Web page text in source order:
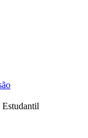
Estudantil